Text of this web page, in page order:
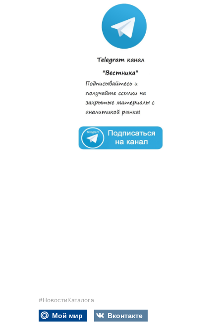
#НовостиКаталога
Мой мир Вконтакте